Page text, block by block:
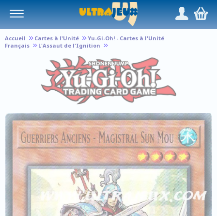
/,
Accueil Cartes à l'Unité
Yu-Gi-Oh! - Cartes à l'Unité
Français
L'Assaut de l'Ignition